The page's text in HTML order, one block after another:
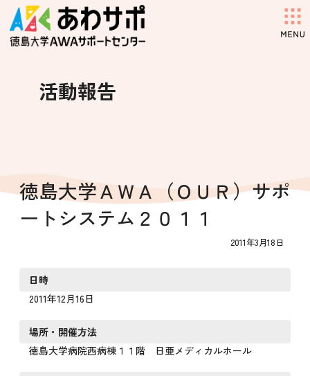
活動報告
徳島大学ＡＷＡ（ＯＵＲ）サポ
ートシステム２０１１
2011年3月18日
日時
2011年12月16日
場所・開催方法
徳島大学病院西病棟１１階 日亜メディカルホール